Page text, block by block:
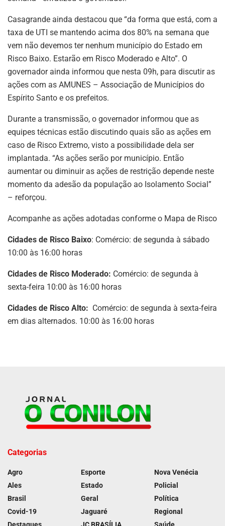
Casagrande ainda destacou que “da forma que está, com a
taxa de UTI se mantendo acima dos 80% na semana que
vem não devemos ter nenhum município do Estado em
Risco Baixo. Estarão em Risco Moderado e Alto”. O
governador ainda informou que nesta 09h, para discutir as
ações com as AMUNES – Associação de Municípios do
Espírito Santo e os prefeitos.
Durante a transmissão, o governador informou que as
equipes técnicas estão discutindo quais são as ações em
caso de Risco Extremo, visto a possibilidade dela ser
implantada. “As ações serão por município. Então
aumentar ou diminuir as ações de restrição depende neste
momento da adesão da população ao Isolamento Social”
– reforçou.
Acompanhe as ações adotadas conforme o Mapa de Risco
Cidades de Risco Baixo: Comércio: de segunda à sábado
10:00 às 16:00 horas
Cidades de Risco Moderado: Comércio: de segunda à
sexta-feira 10:00 às 16:00 horas
Cidades de Risco Alto: Comércio: de segunda à sexta-feira
em dias alternados. 10:00 às 16:00 horas
Categorias
Agro
Ales
Brasil
Covid-19
Destaques
Esporte
Estado
Geral
Jaguaré
JC BRASÍLIA
Nova Venécia
Policial
Política
Regional
Saúde